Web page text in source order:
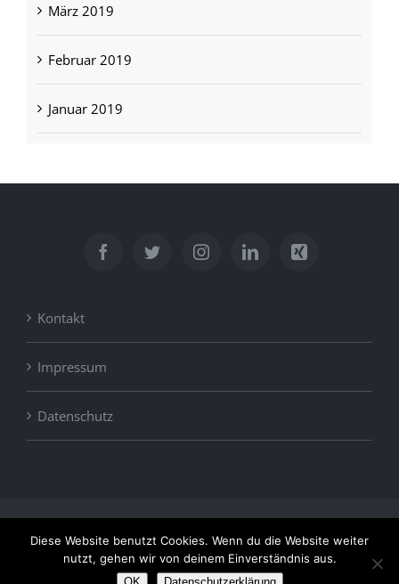
März 2019
Februar 2019
Januar 2019
Kontakt
Impressum
Datenschutz
Reserved | Powered byCODERIDER
Diese Website benutzt Cookies. Wenn du die Website weiter
nutzt, gehen wir von deinem Einverständnis aus.